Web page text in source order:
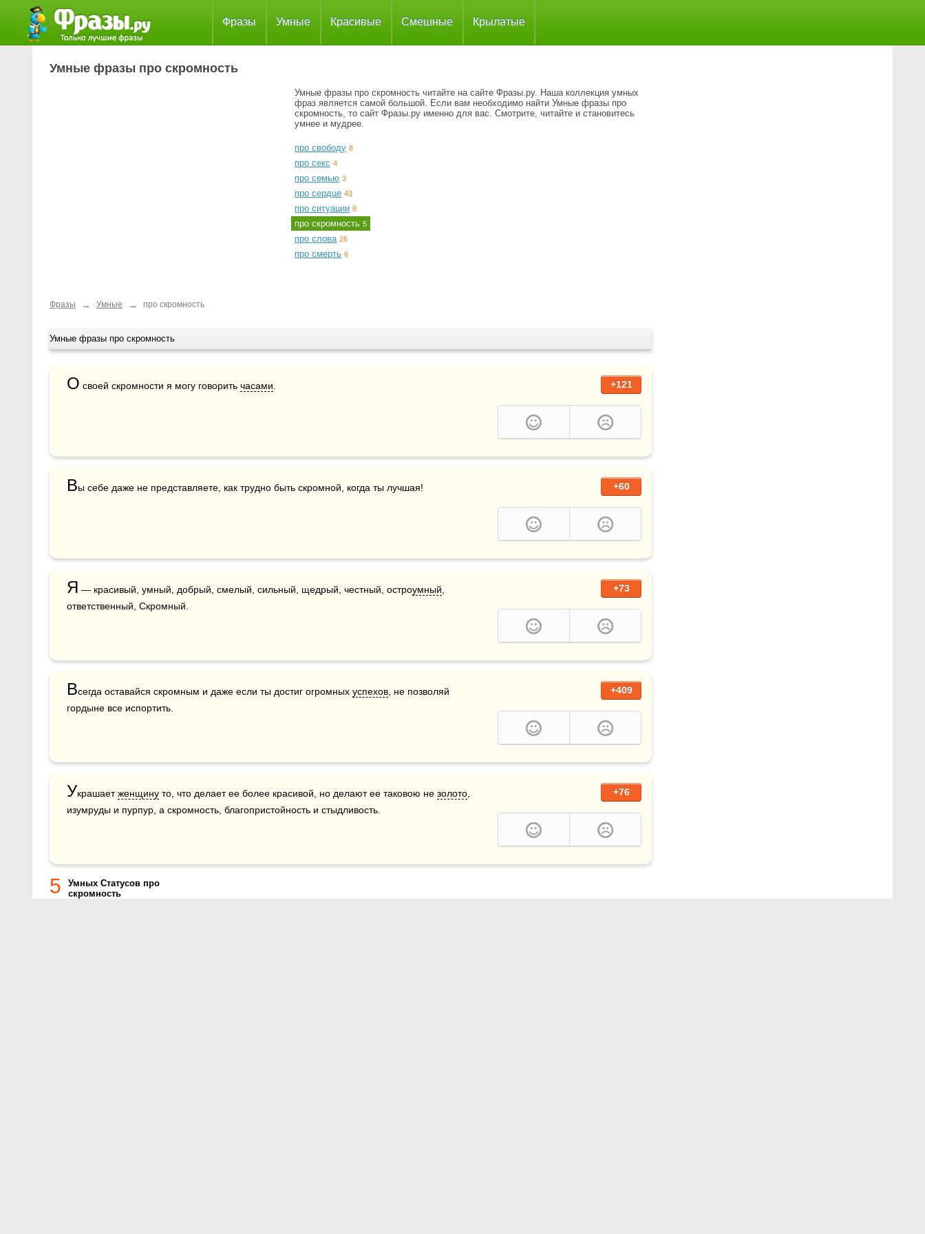
Фразы Умные Красивые Смешные Крылатые
Умные фразы про скромность
Умные фразы про скромность читайте на сайте Фразы.ру. Наша коллекция умных
фраз является самой большой. Если вам необходимо найти Умные фразы про
скромность, то сайт Фразы.ру именно для вас. Смотрите, читайте и становитесь
умнее и мудрее.
про свободу 8
про секс 4
про семью 3
про сердце 43
про ситуации 8
про скромность 5
про слова 26
про смерть 6
Фразы → Умные → про скромность
Умные фразы про скромность
+121
О своей скромности я могу говорить часами
+60
Вы себе даже не представляете, как трудно быть скромной, когда ты лучшая!
+73
Я — красивый, умный, добрый, смелый, сильный, щедрый, честный, остроумный
ответственный, Скромный.
+409
Всегда оставайся скромным и даже если ты достиг огромных успехов , не позволяй
гордыне все испортить.
+76
Украшает женщину то, что делает ее более красивой, но делают ее таковою не золото
изумруды и пурпур, а скромность, благопристойность и стыдливость.
5
Умных Статусов про
скромность